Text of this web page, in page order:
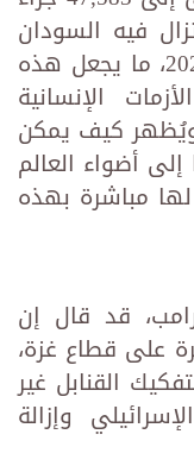
فيه السودان
غارقة في حرب أهلية منذ عام 2023، ما يجعل هذه
الإنسانية
كيف يمكن
أضواء العالم
مباشرة بهذه
قد قال إن
على قطاع غزة،
القنابل غير
وإزالة